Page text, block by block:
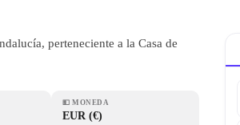
perteneciente a la Casa de
💵 MONEDA
EUR (€)